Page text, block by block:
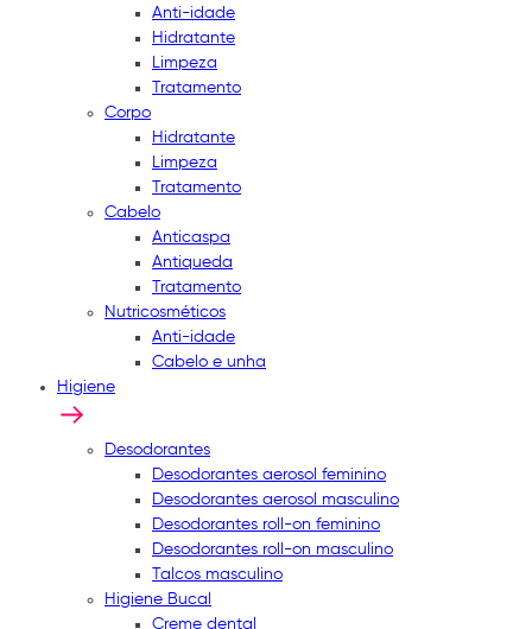
Anti-idade
Hidratante
Limpeza
Tratamento
Corpo
Hidratante
Limpeza
Tratamento
Cabelo
Anticaspa
Antiqueda
Tratamento
Nutricosméticos
Anti-idade
Cabelo e unha
Higiene
Desodorantes
Desodorantes aerosol feminino
Desodorantes aerosol masculino
Desodorantes roll-on feminino
Desodorantes roll-on masculino
Talcos masculino
Higiene Bucal
Creme dental